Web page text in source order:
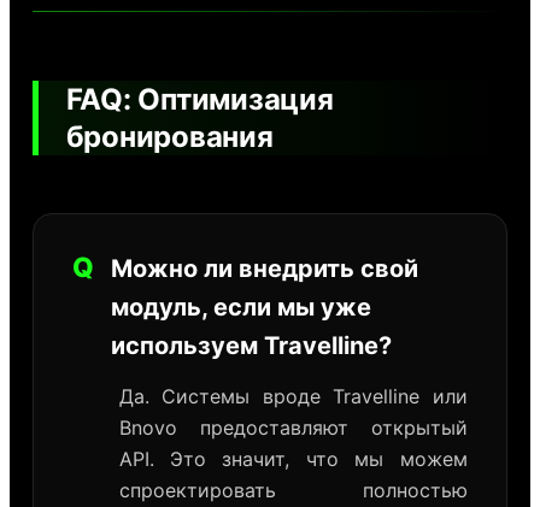
FAQ: Оптимизация
бронирования
Q
Можно ли внедрить свой
модуль, если мы уже
используем Travelline?
Да. Системы вроде Travelline или
Bnovo предоставляют открытый
API. Это значит, что мы можем
спроектировать полностью